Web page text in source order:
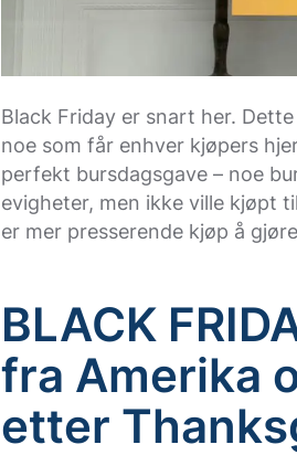
Black Friday er snart her.
noe som får enhver kjøpers
perfekt bursdagsgave – noe
evigheter, men ikke ville kjøpt
er mer presserende kjøp å
BLACK
fra Amerika
etter